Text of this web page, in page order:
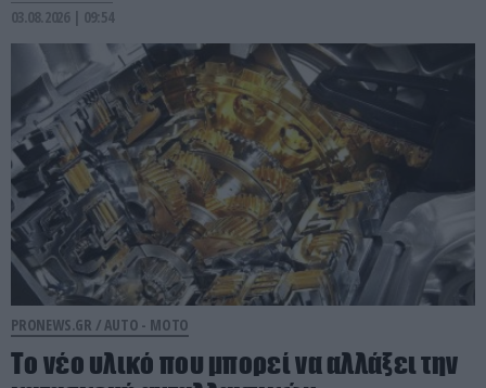
03.08.2026 | 09:54
PRONEWS.GR / AUTO - MOTO
Το νέο υλικό που μπορεί να αλλάξει την